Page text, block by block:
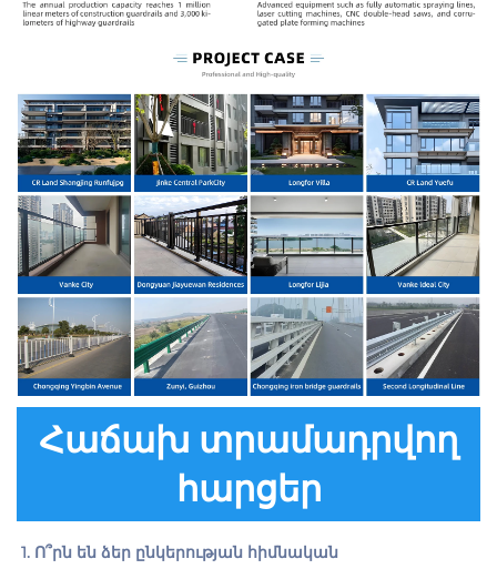
Հաճախ տրամադրվող
հարցեր
1. Ո՞րն են ձեր ընկերության հիմնական